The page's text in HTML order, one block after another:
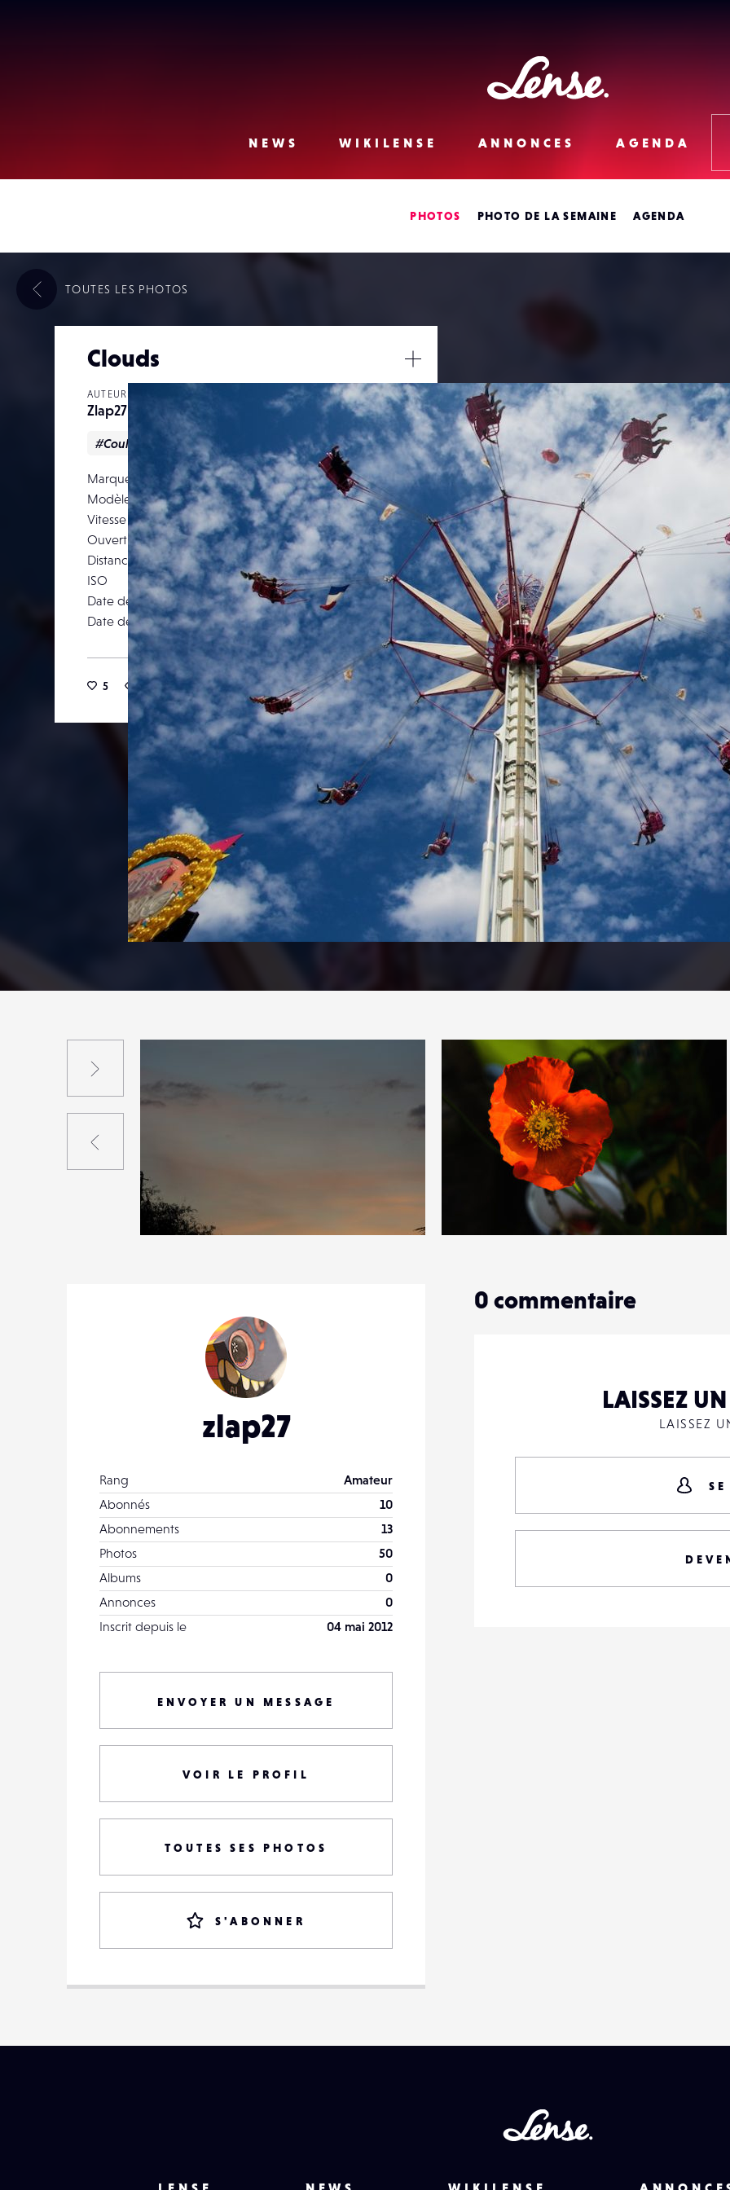
Lense
NEWS
WIKILENSE ANNONCES AGENDA
PHOTOS PHOTO DE LA SEMAINE AGENDA
Clouds
AUTEUR
Zlap27
#Couleur #Reportage #Urbain
Marque
Canon
Modèle
Canon EOS 60D
Vitesse d’obturation
1/640
Ouverture
7.1
Distance focale
15 mm
ISO
100
Date de prise de vue
23 août 2013
Date de publication
09 septembre 2013
5
/
Fermer
TOUTES LES PHOTOS
0
15 16
zlap27
Rang
Amateur
Abonnés
10
Abonnements
13
Photos
50
Albums
0
Annonces
0
Inscrit depuis le
04 mai 2012
ENVOYER UN MESSAGE
VOIR LE PROFIL
TOUTES SES PHOTOS
S'ABONNER
0 commentaire
LAISSEZ
LAISSEZ